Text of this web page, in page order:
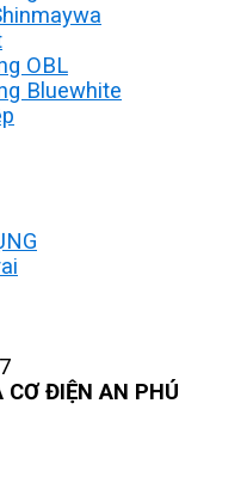
OBL
Bluewhite
ĐIỆN AN PHÚ